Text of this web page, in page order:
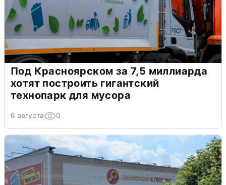
Под Красноярском за 7,5 миллиарда
хотят построить гигантский
технопарк для мусора
6 августа 0